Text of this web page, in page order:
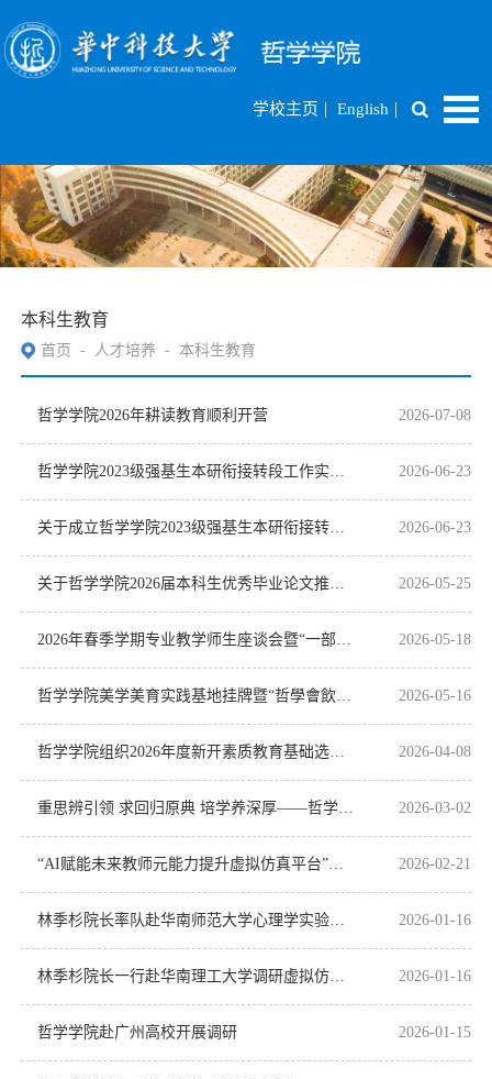
学校主页 | English |
本科生教育
首页 - 人才培养 - 本科生教育
哲学学院2026年耕读教育顺利开营 2026-07-08
哲学学院2023级强基生本研衔接转段工作实施办法 2026-06-23
关于成立哲学学院2023级强基生本研衔接转段工作领导小组和专家审核小组的通知 2026-06-23
关于哲学学院2026届本科生优秀毕业论文推荐名单的公示 2026-05-25
2026年春季学期专业教学师生座谈会暨“一部六院”专家咨询会圆满举办 2026-05-18
哲学学院美学美育实践基地挂牌暨“哲學會飲”空间揭幕仪式举行 2026-05-16
哲学学院组织2026年度新开素质教育基础选修课试讲 2026-04-08
重思辨引领 求回归原典 培学养深厚——哲学第一课顺利开讲 2026-03-02
“AI赋能未来教师元能力提升虚拟仿真平台”建设方案及设备论证会圆满召开 2026-02-21
林季杉院长率队赴华南师范大学心理学实验平台调研 2026-01-16
林季杉院长一行赴华南理工大学调研虚拟仿真教学工作 2026-01-16
哲学学院赴广州高校开展调研 2026-01-15